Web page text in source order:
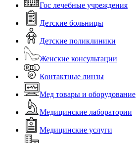
Гос лечебные учреждения
Детские больницы
Детские поликлиники
Женские консультации
Контактные линзы
Мед товары и оборудование
Медицинские лаборатории
Медицинские услуги